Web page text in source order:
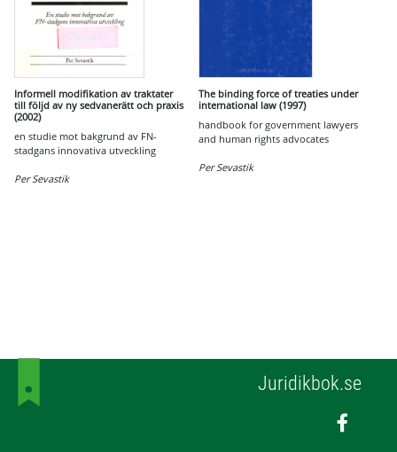
Informell modifikation av traktater
till följd av ny sedvanerätt och praxis
(2002)
en studie mot bakgrund av FN-
stadgans innovativa utveckling
Per Sevastik
The binding force of treaties under
international law (1997)
handbook for government lawyers
and human rights advocates
Per Sevastik
Juridikbok.se